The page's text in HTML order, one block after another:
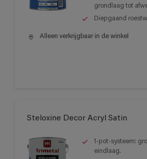
grondlaag tot
Diepgaand
Alleen verkrijgbaar in de winkel
Steloxine Decor Acryl Satin
1-pot-systeem:
eindlaag.